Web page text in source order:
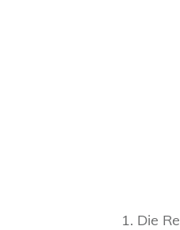
1. Die